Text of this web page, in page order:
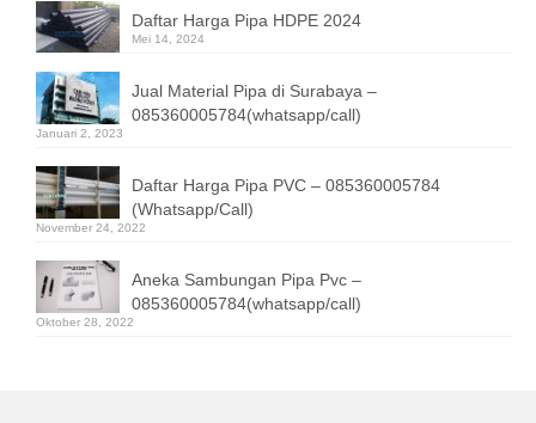
Daftar Harga Pipa HDPE 2024
Mei 14, 2024
Jual Material Pipa di Surabaya –
085360005784(whatsapp/call)
Januari 2, 2023
Daftar Harga Pipa PVC – 085360005784
(Whatsapp/Call)
November 24, 2022
Aneka Sambungan Pipa Pvc –
085360005784(whatsapp/call)
Oktober 28, 2022